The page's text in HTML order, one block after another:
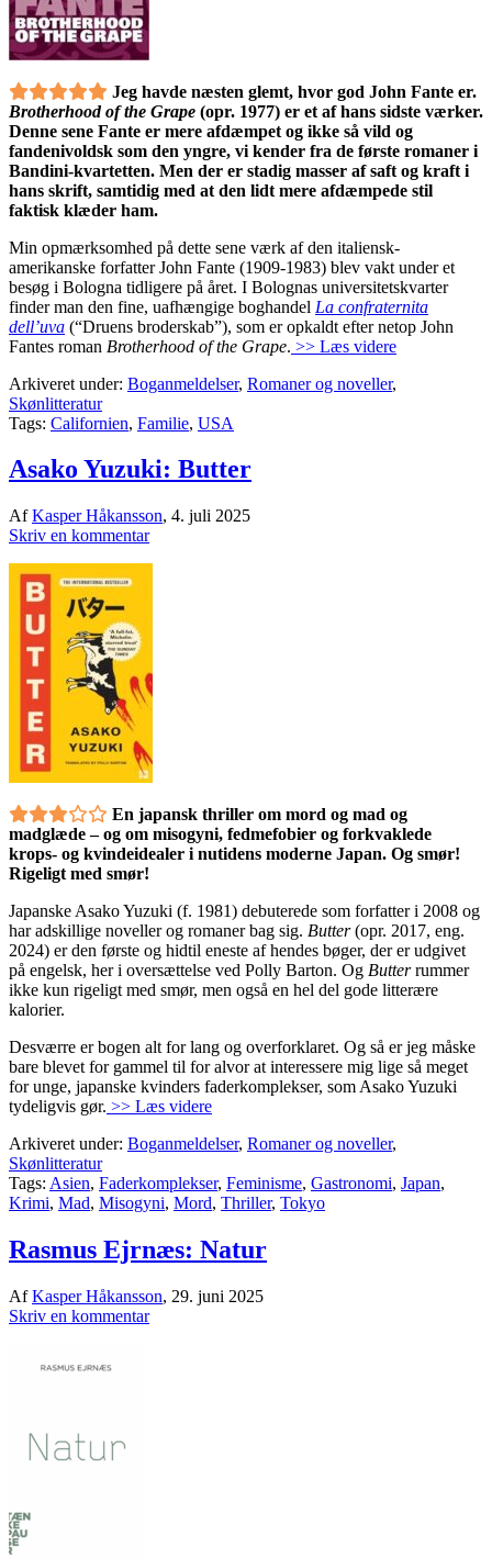
Jeg havde næsten glemt, hvor god John Fante er.
Brotherhood of the Grape (opr. 1977) er et af hans sidste værker.
Denne sene Fante er mere afdæmpet og ikke så vild og
fandenivoldsk som den yngre, vi kender fra de første romaner i
Bandini-kvartetten. Men der er stadig masser af saft og kraft i
hans skrift, samtidig med at den lidt mere afdæmpede stil
faktisk klæder ham.
Min opmærksomhed på dette sene værk af den italiensk-
amerikanske forfatter John Fante (1909-1983) blev vakt under et
besøg i Bologna tidligere på året. I Bolognas universitetskvarter
finder man den fine, uafhængige boghandel La confraternita
dell’uva (“Druens broderskab”), som er opkaldt efter netop John
Fantes roman Brotherhood of the Grape. >> Læs videre
Arkiveret under: Boganmeldelser, Romaner og noveller,
Skønlitteratur
Tags: Californien, Familie, USA
Asako Yuzuki: Butter
AfKasper Håkansson, 4. juli 2025
Skriv en kommentar
En japansk thriller om mord og mad og
madglæde – og om misogyni, fedmefobier og forkvaklede
krops- og kvindeidealer i nutidens moderne Japan. Og smør!
Rigeligt med smør!
Japanske Asako Yuzuki (f. 1981) debuterede som forfatter i 2008 og
har adskillige noveller og romaner bag sig. Butter(opr. 2017, eng.
2024) er den første og hidtil eneste af hendes bøger, der er udgivet
på engelsk, her i oversættelse ved Polly Barton. Og Butterrummer
ikke kun rigeligt med smør, men også en hel del gode litterære
kalorier.
Desværre er bogen alt for lang og overforklaret. Og så er jeg måske
bare blevet for gammel til for alvor at interessere mig lige så meget
for unge, japanske kvinders faderkomplekser, som Asako Yuzuki
tydeligvis gør. >> Læs videre
Arkiveret under: Boganmeldelser, Romaner og noveller,
Skønlitteratur
Tags: Asien, Faderkomplekser, Feminisme, Gastronomi, Japan,
Krimi, Mad, Misogyni, Mord, Thriller, Tokyo
Rasmus Ejrnæs: Natur
AfKasper Håkansson, 29. juni 2025
Skriv en kommentar